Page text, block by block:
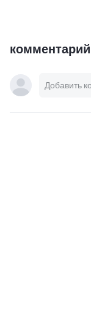
комментарий